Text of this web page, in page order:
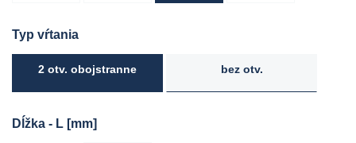
Typ vŕtania
2 otv. obojstranne bez otv.
Dĺžka - L [mm]